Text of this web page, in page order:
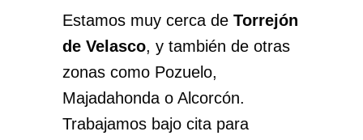
Estamos muy cerca de Torrejón
de Velasco, y también de otras
zonas como Pozuelo,
Majadahonda o Alcorcón.
Trabajamos bajo cita para